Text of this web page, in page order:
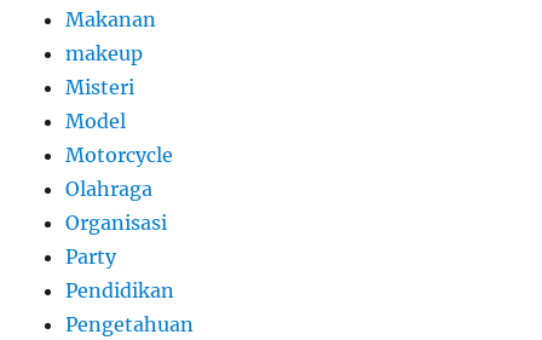
Makanan
makeup
Misteri
Model
Motorcycle
Olahraga
Organisasi
Party
Pendidikan
Pengetahuan